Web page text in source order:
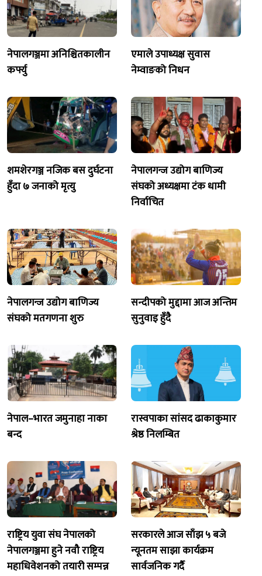
नेपालगञ्जमा अनिश्चितकालीन
कर्फ्यु
एमाले उपाध्यक्ष सुवास
नेम्वाङको निधन
शमशेरगञ्ज नजिक बस दुर्घटना
हुँदा ७ जनाको मृत्यु
नेपालगन्ज उद्योग बाणिज्य
संघको अध्यक्षमा टंक धामी
निर्वाचित
नेपालगन्ज उद्योग बाणिज्य
संघको मतगणना शुरु
सन्दीपको मुद्दामा आज अन्तिम
सुनुवाइ हुँदै
नेपाल–भारत जमुनाहा नाका
बन्द
रास्वपाका सांसद ढाकाकुमार
श्रेष्ठ निलम्बित
राष्ट्रिय युवा संघ नेपालको
नेपालगञ्जमा हुने नवौ राष्ट्रिय
महाधिवेशनको तयारी सम्पन्न
सरकारले आज साँझ ५ बजे
न्यूनतम साझा कार्यक्रम
सार्वजनिक गर्दै